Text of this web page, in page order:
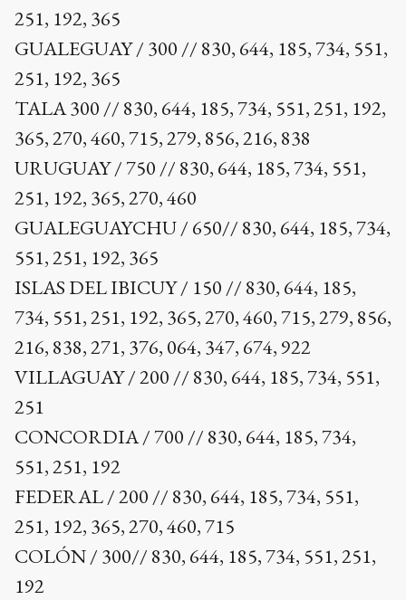
251, 192, 365
GUALEGUAY / 300 // 830, 644, 185, 734, 551,
251, 192, 365
TALA 300 // 830, 644, 185, 734, 551, 251, 192,
365, 270, 460, 715, 279, 856, 216, 838
URUGUAY / 750 // 830, 644, 185, 734, 551,
251, 192, 365, 270, 460
GUALEGUAYCHU / 650// 830, 644, 185, 734,
551, 251, 192, 365
ISLAS DEL IBICUY / 150 // 830, 644, 185,
734, 551, 251, 192, 365, 270, 460, 715, 279, 856,
216, 838, 271, 376, 064, 347, 674, 922
VILLAGUAY / 200 // 830, 644, 185, 734, 551,
251
CONCORDIA / 700 // 830, 644, 185, 734,
551, 251, 192
FEDERAL / 200 // 830, 644, 185, 734, 551,
251, 192, 365, 270, 460, 715
COLÓN / 300// 830, 644, 185, 734, 551, 251,
192